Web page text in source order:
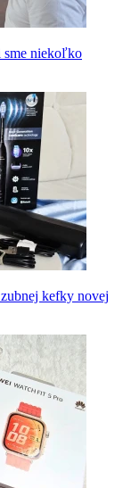
sme niekoľko
kefky novej